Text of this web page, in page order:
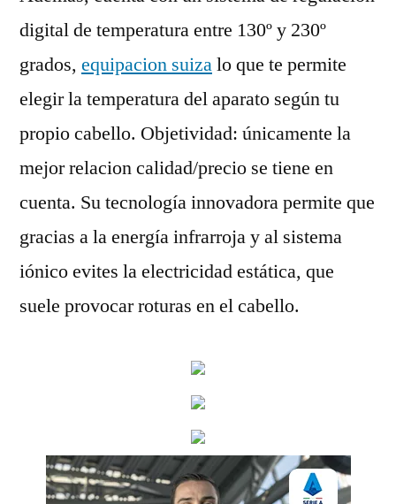
digital de temperatura entre 130º y 230º
grados, equipacion suizalo que te permite
elegir la temperatura del aparato según tu
propio cabello. Objetividad: únicamente la
mejor relacion calidad/precio se tiene en
cuenta. Su tecnología innovadora permite que
gracias a la energía infrarroja y al sistema
iónico evites la electricidad estática, que
suele provocar roturas en el cabello.